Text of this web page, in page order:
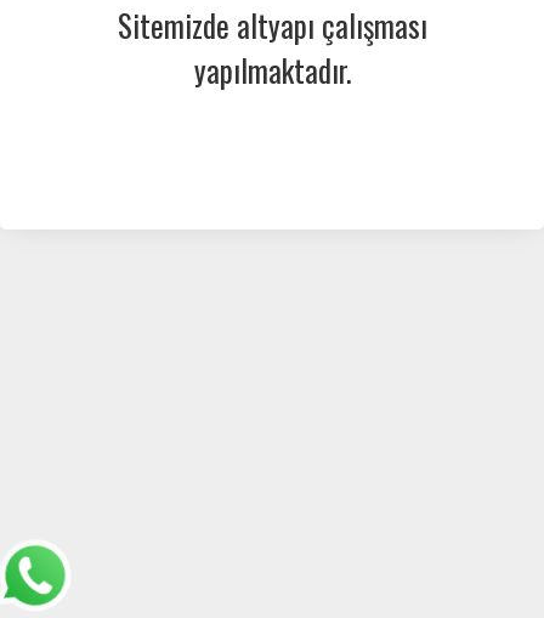
Sitemizde altyapı çalışması
yapılmaktadır.